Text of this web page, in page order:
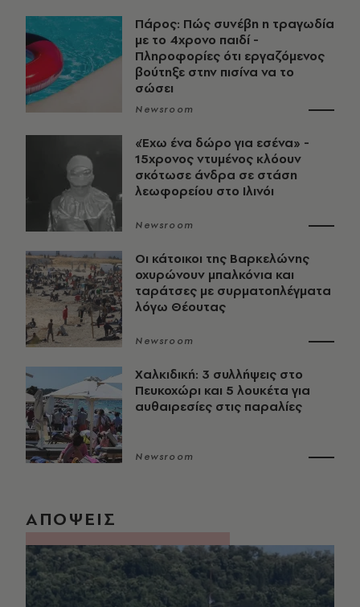
Πάρος: Πώς συνέβη η τραγωδία
με το 4χρονο παιδί -
Πληροφορίες ότι εργαζόμενος
βούτηξε στην πισίνα να το
σώσει
Newsroom
«Έχω ένα δώρο για εσένα» -
15χρονος ντυμένος κλόουν
σκότωσε άνδρα σε στάση
λεωφορείου στο Ιλινόι
Newsroom
Οι κάτοικοι της Βαρκελώνης
οχυρώνουν μπαλκόνια και
ταράτσες με συρματοπλέγματα
λόγω Θέουτας
Newsroom
Χαλκιδική: 3 συλλήψεις στο
Πευκοχώρι και 5 λουκέτα για
αυθαιρεσίες στις παραλίες
Newsroom
ΑΠΟΨΕΙΣ